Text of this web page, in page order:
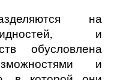
на
и
обусловлена
и